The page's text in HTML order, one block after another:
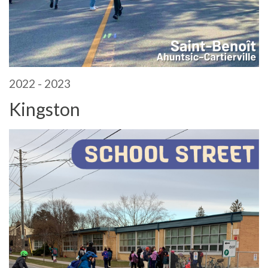
2022 - 2023
Kingston